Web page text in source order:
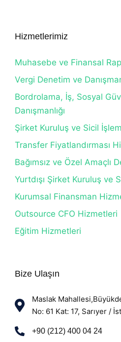
Hizmetlerimiz
Muhasebe ve Finansal
Vergi Denetim ve
Bordrolama, İş, Sosyal
Danışmanlığı
Şirket Kuruluş ve Sicil
Transfer Fiyatlandırması
Bağımsız ve Özel Amaçlı
Yurtdışı Şirket Kuruluş ve
Kurumsal Finansman
Outsource CFO Hizmetleri
Eğitim Hizmetleri
Bize Ulaşın
Maslak
No: 61 Kat: 17, Sarıyer /
+90 (212) 400 04 24